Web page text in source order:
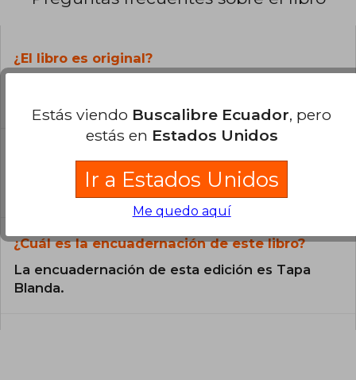
¿El libro es original?
El libro está escrito en Inglés.
¿Cuál es la encuadernación de este libro?
La encuadernación de esta edición es Tapa
Blanda.
Estás viendo Buscalibre Ecuador, pero
estás en Estados Unidos
Ir a Estados Unidos
Me quedo aquí